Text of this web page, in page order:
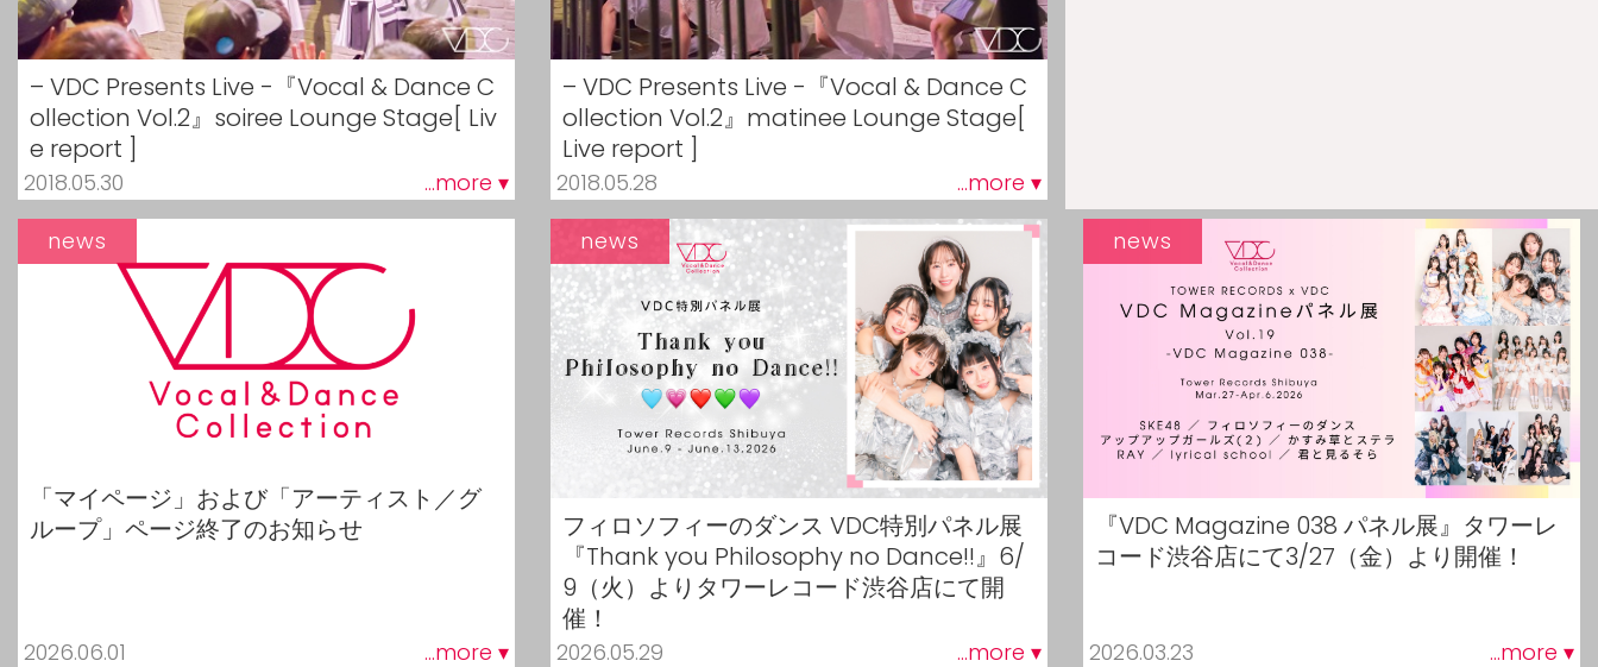
– VDC Presents Live -『Vocal & Dance C
ollection Vol.2』soiree Lounge Stage[ Liv
e report ]
2018.05.30 ...more ▾
– VDC Presents Live -『Vocal & Dance C
ollection Vol.2』matinee Lounge Stage[
Live report ]
2018.05.28 ...more ▾
「マイページ」および「アーティスト／グ
ループ」ページ終了のお知らせ
2026.06.01 ...more ▾
news
フィロソフィーのダンス VDC特別パネル展
『Thank you Philosophy no Dance!!』6/
9（火）よりタワーレコード渋谷店にて開
催！
2026.05.29 ...more ▾
news
『VDC Magazine 038 パネル展』タワーレ
コード渋谷店にて3/27（金）より開催！
2026.03.23 ...more ▾
news